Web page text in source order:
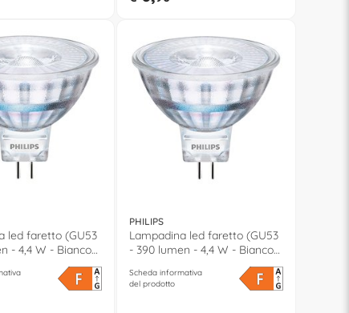
led faretto (GU53
- 4,4 W - Bianco
PHILIPS
Lampadina led faretto (GU53
- 390 lumen - 4,4 W - Bianco
Scheda informativa
del prodotto